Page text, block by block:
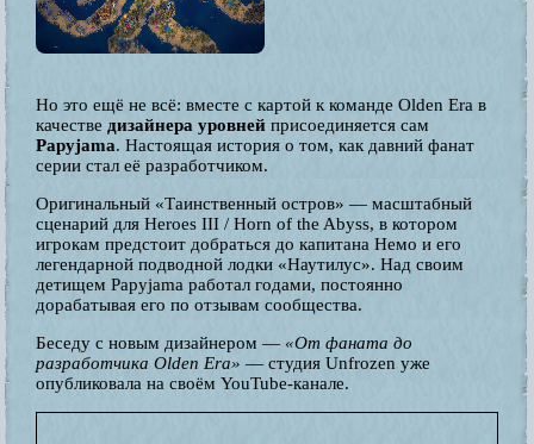
Но это ещё не всё: вместе с картой к команде Olden Era в
качестве дизайнера уровней присоединяется сам
Papyjama. Настоящая история о том, как давний фанат
серии стал её разработчиком.
Оригинальный «Таинственный остров» — масштабный
сценарий для Heroes III / Horn of the Abyss, в котором
игрокам предстоит добраться до капитана Немо и его
легендарной подводной лодки «Наутилус». Над своим
детищем Papyjama работал годами, постоянно
дорабатывая его по отзывам сообщества.
Беседу с новым дизайнером — «От фаната до
разработчика Olden Era» — студия Unfrozen уже
опубликовала на своём YouTube-канале.